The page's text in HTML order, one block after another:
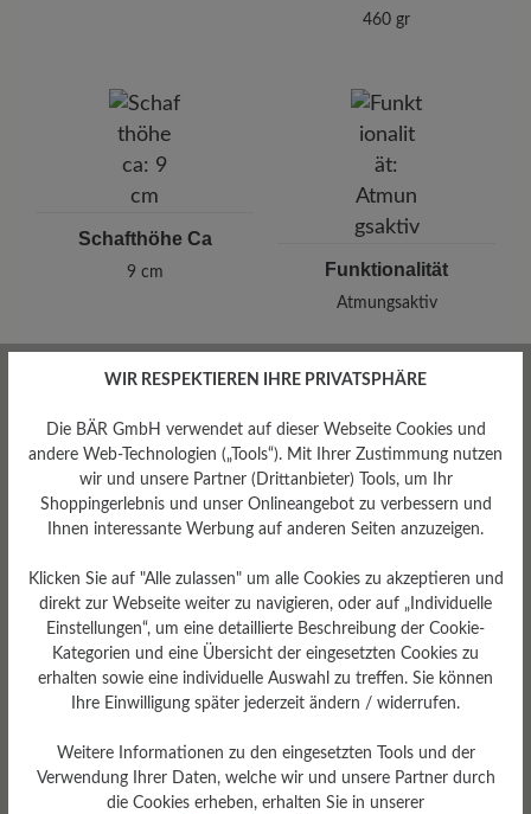
460 gr
Schafthöhe Ca
9 cm Funktionalität
Atmungsaktiv
Profilierung
griffig
Sohlentyp
WIR RESPEKTIEREN IHRE PRIVATSPHÄRE
Die BÄR GmbH verwendet auf dieser Webseite Cookies und
andere Web-Technologien („Tools“). Mit Ihrer Zustimmung nutzen
wir und unsere Partner (Drittanbieter) Tools, um Ihr
Shoppingerlebnis und unser Onlineangebot zu verbessern und
Ihnen interessante Werbung auf anderen Seiten anzuzeigen.
Klicken Sie auf "Alle zulassen" um alle Cookies zu akzeptieren und
direkt zur Webseite weiter zu navigieren, oder auf „Individuelle
Einstellungen“, um eine detaillierte Beschreibung der Cookie-
Kategorien und eine Übersicht der eingesetzten Cookies zu
erhalten sowie eine individuelle Auswahl zu treffen. Sie können
Ihre Einwilligung später jederzeit ändern / widerrufen.
Weitere Informationen zu den eingesetzten Tools und der
Verwendung Ihrer Daten, welche wir und unsere Partner durch
die Cookies erheben, erhalten Sie in unserer